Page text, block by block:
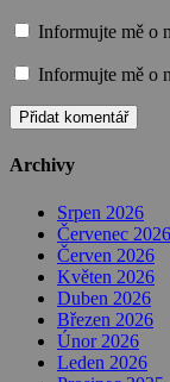
Informujte mě o
Informujte mě o
Archivy
Srpen 2026
Červenec 2026
Červen 2026
Květen 2026
Duben 2026
Březen 2026
Únor 2026
Leden 2026